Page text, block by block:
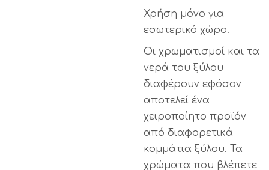
Χρήση μόνο για
εσωτερικό χώρο.
Οι χρωματισμοί και τα
νερά του ξύλου
διαφέρουν εφόσον
αποτελεί ένα
χειροποίητο προϊόν
από διαφορετικά
κομμάτια ξύλου. Τα
χρώματα που βλέπετε